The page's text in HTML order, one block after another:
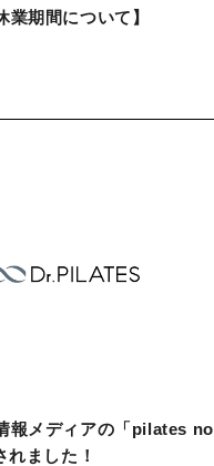
業期間について】
報メディアの「pilates no
れました！